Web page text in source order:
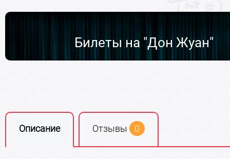
Билеты на "Дон Жуан"
Описание Отзывы 0